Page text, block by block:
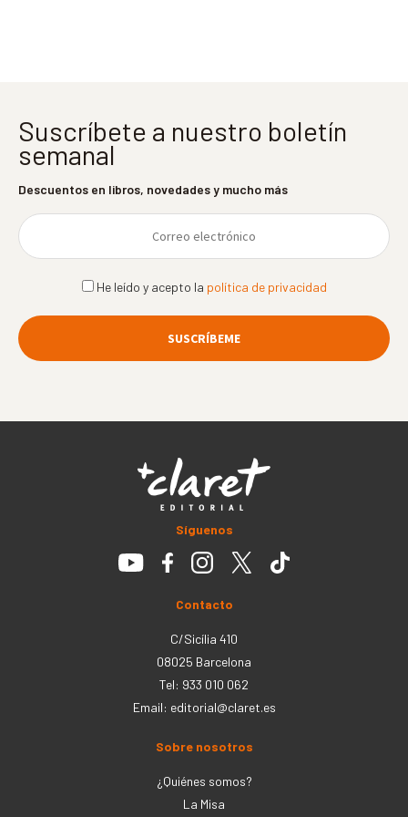
Suscríbete a nuestro boletín
semanal
Descuentos en libros, novedades y mucho más
He leído y acepto la política de privacidad
Síguenos
Contacto
C/Sicília 410
08025 Barcelona
Tel: 933 010 062
Email: editorial@claret.es
Sobre nosotros
¿Quiénes somos?
La Misa